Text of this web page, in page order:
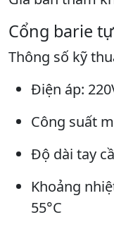
Cổng barie
Thông số kỹ
Điện áp:
Công suất
Độ dài tay
Khoảng
55°C